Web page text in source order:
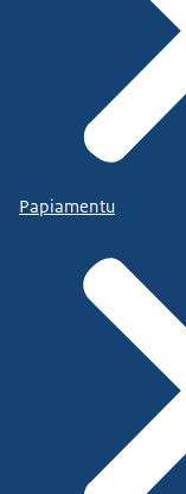
Papiamentu